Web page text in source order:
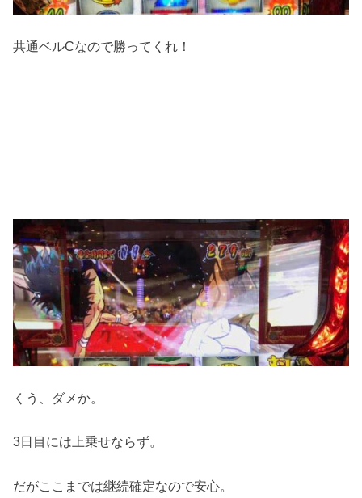
共通ベルCなので勝ってくれ！
くう、ダメか。
3日目には上乗せならず。
だがここまでは継続確定なので安心。